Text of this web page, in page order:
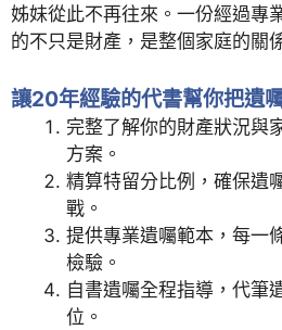
姊妹從此不再往來。一份經過專
的不只是財產，是整個家庭的關
讓20年經驗的代書幫你把遺
完整了解你的財產狀況與
方案。
精算特留分比例，確保遺
戰。
提供專業遺囑範本，每一
檢驗。
自書遺囑全程指導，代筆
位。